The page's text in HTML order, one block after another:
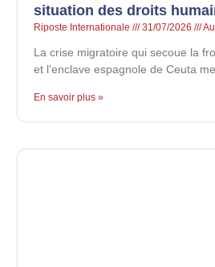
situation des droits
Riposte Internationale 31/07/2026
La crise migratoire qui secoue la
et l’enclave espagnole de Ceuta
En savoir plus »